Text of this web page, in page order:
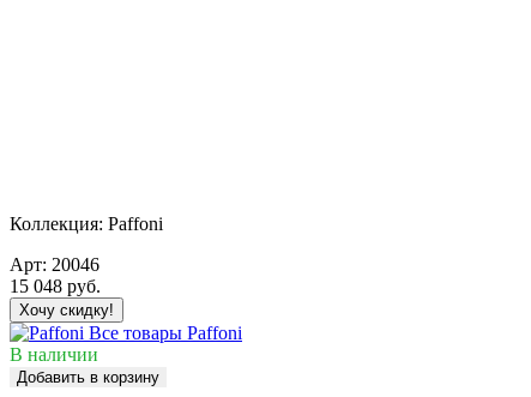
Коллекция: Paffoni
Арт: 20046
15 048 руб.
Хочу скидку!
Все товары Paffoni
В наличии
Добавить в корзину